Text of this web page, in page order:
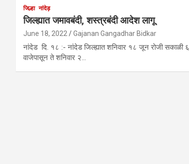
जिल्हा नांदेड़
जिल्ह्यात जमावबंदी, शस्त्रबंदी आदेश लागू
June 18, 2022 Gajanan Gangadhar Bidkar
नांदेड दि. १८ :- नांदेड जिल्ह्यात शनिवार १८ जून रोजी सकाळी ६
वाजेपासून ते शनिवार २…